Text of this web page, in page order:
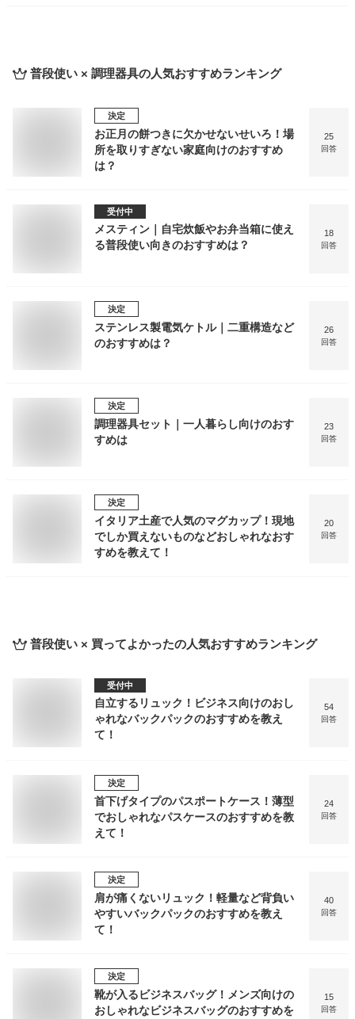
普段使い × 調理器具の人気おすすめランキング
決定
お正月の餅つきに欠かせないせいろ！場
所を取りすぎない家庭向けのおすすめ
は？
25
回答
受付中
メスティン｜自宅炊飯やお弁当箱に使え
る普段使い向きのおすすめは？
18
回答
決定
ステンレス製電気ケトル｜二重構造など
のおすすめは？
26
回答
決定
調理器具セット｜一人暮らし向けのおす
すめは
23
回答
決定
イタリア土産で人気のマグカップ！現地
でしか買えないものなどおしゃれなおす
すめを教えて！
20
回答
普段使い × 買ってよかったの人気おすすめランキング
受付中
自立するリュック！ビジネス向けのおし
ゃれなバックパックのおすすめを教え
て！
54
回答
決定
首下げタイプのパスポートケース！薄型
でおしゃれなパスケースのおすすめを教
えて！
24
回答
決定
肩が痛くないリュック！軽量など背負い
やすいバックパックのおすすめを教え
て！
40
回答
決定
靴が入るビジネスバッグ！メンズ向けの
おしゃれなビジネスバッグのおすすめを
15
回答